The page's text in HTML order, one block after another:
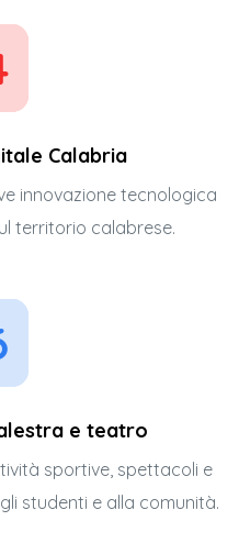
Calabria
innovazione tecnologica
territorio calabrese.
e teatro
sportive, spettacoli e
studenti e alla comunità.